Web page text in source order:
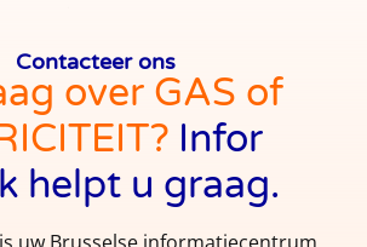
Contacteer ons
over GAS of
Infor
helpt u graag.